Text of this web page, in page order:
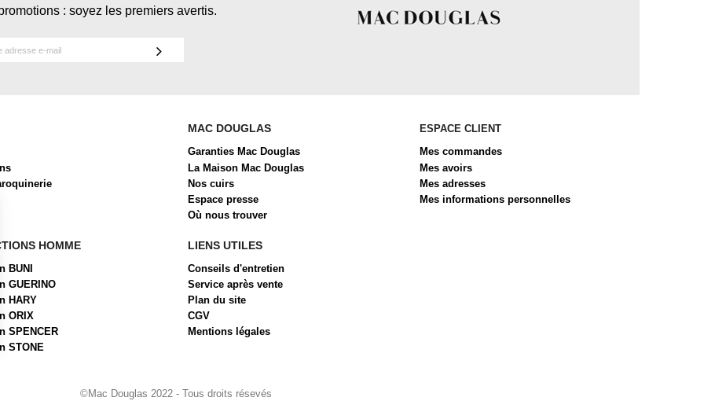
: soyez les premiers avertis.
MAC DOUGLAS
Garanties Mac Douglas
La Maison Mac Douglas
Nos cuirs
Espace presse
Où nous trouver
ESPACE CLIENT
Mes commandes
Mes avoirs
Mes adresses
Mes informations personnelles
HOMME
BUNI
GUERINO
HARY
ORIX
SPENCER
STONE
LIENS UTILES
Conseils d'entretien
Service après vente
Plan du site
CGV
Mentions légales
©Mac Douglas 2022 - Tous droits résevés